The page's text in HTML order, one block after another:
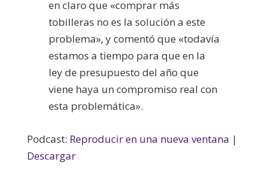
en claro que «comprar más
tobilleras no es la solución a este
problema», y comentó que «todavía
estamos a tiempo para que en la
ley de presupuesto del año que
viene haya un compromiso real con
esta problemática».
Podcast: Reproducir en una nueva ventana |
Descargar